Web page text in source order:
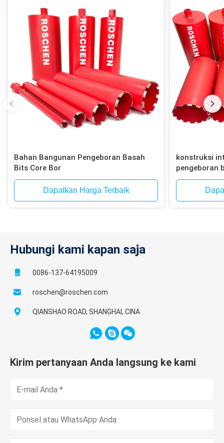
Bahan Bangunan Pengeboran Basah
Bits Core Bor
Dapatkan Harga Terbaik
konstruksi
pengeboran
bata, blok
Hubungi kami kapan saja
0086-137-64195009
roschen@roschen.com
QIANSHAO ROAD, SHANGHAI, CINA
Kirim pertanyaan Anda langsung ke kami